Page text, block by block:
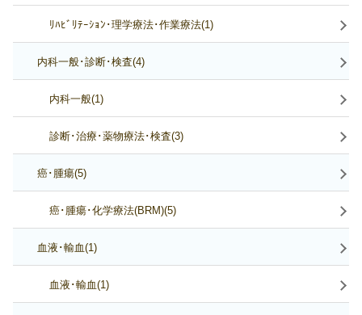
ﾘﾊﾋﾞﾘﾃｰｼｮﾝ･理学療法･作業療法(1)
内科一般･診断･検査(4)
内科一般(1)
診断･治療･薬物療法･検査(3)
癌･腫瘍(5)
癌･腫瘍･化学療法(BRM)(5)
血液･輸血(1)
血液･輸血(1)